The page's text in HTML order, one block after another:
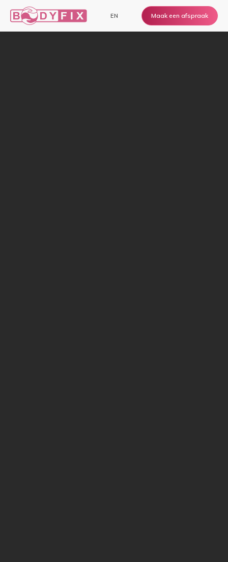
EN Maak een afspraak